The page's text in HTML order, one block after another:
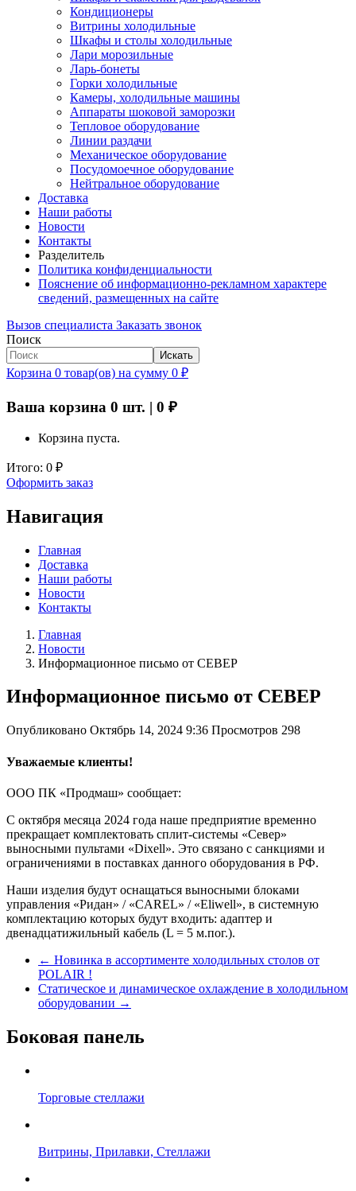
Кондиционеры
Витрины холодильные
Шкафы и столы холодильные
Лари морозильные
Ларь-бонеты
Горки холодильные
Камеры, холодильные машины
Аппараты шоковой заморозки
Тепловое оборудование
Линии раздачи
Механическое оборудование
Посудомоечное оборудование
Нейтральное оборудование
Доставка
Наши работы
Новости
Контакты
Разделитель
Политика конфиденциальности
Пояснение об информационно-рекламном характере
сведений, размещенных на сайте
Вызов специалиста Заказать звонок
Поиск
Искать
Корзина 0 товар(ов) на сумму 0 ₽
Ваша корзина 0 шт. | 0 ₽
Корзина пуста.
Итого: 0 ₽
Оформить заказ
Навигация
Главная
Доставка
Наши работы
Новости
Контакты
Главная
Новости
Информационное письмо от СЕВЕР
Информационное письмо от СЕВЕР
Опубликовано Октябрь 14, 2024 9:36 Просмотров 298
Уважаемые клиенты!
ООО ПК «Продмаш» сообщает:
С октября месяца 2024 года наше предприятие временно
прекращает комплектовать сплит-системы «Север»
выносными пультами «Dixell». Это связано с санкциями и
ограничениями в поставках данного оборудования в РФ.
Наши изделия будут оснащаться выносными блоками
управления «Ридан» / «CAREL» / «Eliwell», в системную
комплектацию которых будут входить: адаптер и
двенадцатижильный кабель (L = 5 м.пог.).
← Новинка в ассортименте холодильных столов от
POLAIR !
Статическое и динамическое охлаждение в холодильном
оборудовании →
Боковая панель
Торговые стеллажи
Витрины, Прилавки, Стеллажи